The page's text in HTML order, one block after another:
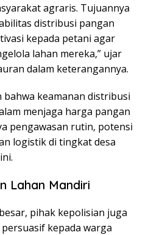
agraris. Tujuannya
distribusi pangan
kepada petani agar
lahan mereka,” ujar
dalam keterangannya.
keamanan distribusi
menjaga harga pangan
pengawasan rutin, potensi
logistik di tingkat desa
Lahan Mandiri
pihak kepolisian juga
kepada warga